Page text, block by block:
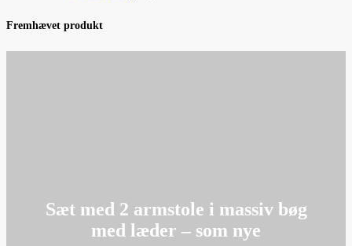
Fremhævet produkt
Sæt med 2 armstole i massiv bøg
med læder – som nye